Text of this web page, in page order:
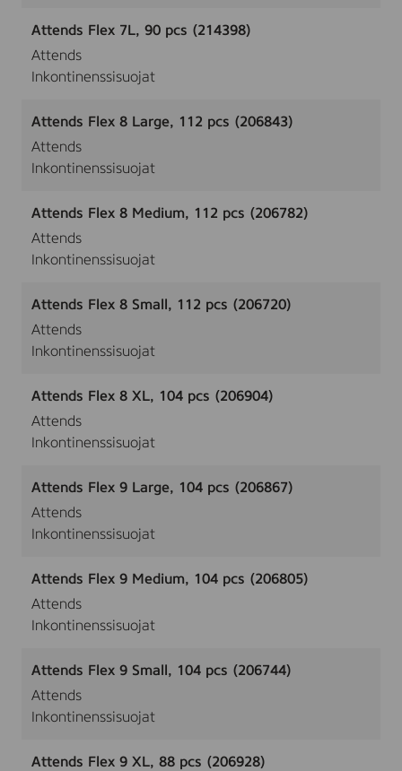
Attends Flex 7L, 90 pcs (214398)
Attends
Inkontinenssisuojat
Attends Flex 8 Large, 112 pcs (206843)
Attends
Inkontinenssisuojat
Attends Flex 8 Medium, 112 pcs (206782)
Attends
Inkontinenssisuojat
Attends Flex 8 Small, 112 pcs (206720)
Attends
Inkontinenssisuojat
Attends Flex 8 XL, 104 pcs (206904)
Attends
Inkontinenssisuojat
Attends Flex 9 Large, 104 pcs (206867)
Attends
Inkontinenssisuojat
Attends Flex 9 Medium, 104 pcs (206805)
Attends
Inkontinenssisuojat
Attends Flex 9 Small, 104 pcs (206744)
Attends
Inkontinenssisuojat
Attends Flex 9 XL, 88 pcs (206928)